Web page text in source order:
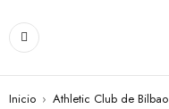
Inicio › Athletic Club de Bilbao